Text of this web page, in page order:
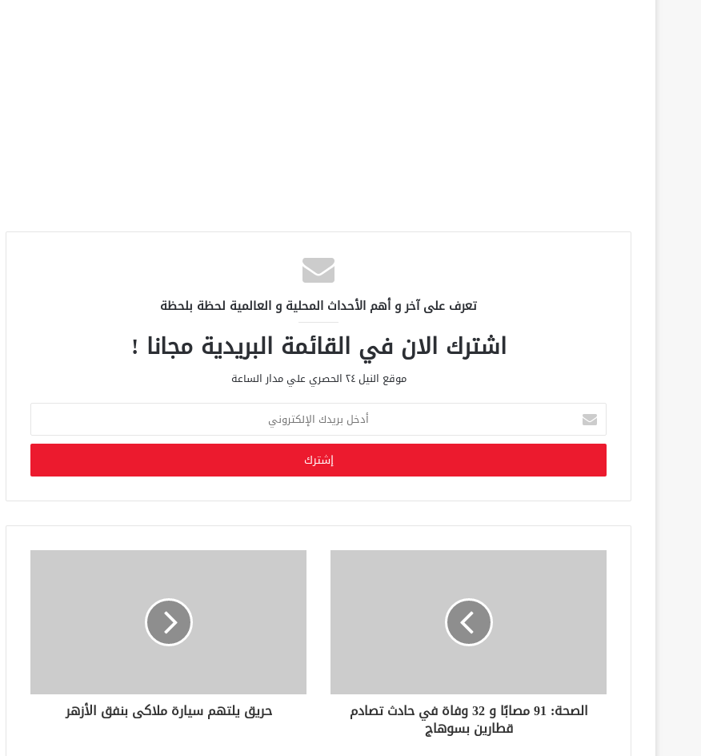
تعرف على آخر و أهم الأحداث المحلية و العالمية لحظة بلحظة
اشترك الان في القائمة البريدية مجانا !
موقع النيل ٢٤ الحصري علي مدار الساعة
خ
ب
ر
د
ك
ن
الصحة: 91 مصابًا و 32 وفاة في حادث تصادم
قطارين بسوهاج
حريق يلتهم سيارة ملاكى بنفق الأزهر